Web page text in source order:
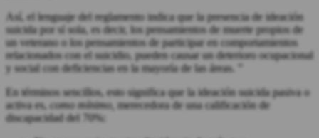
Así, el lenguaje del reglamento indica que la presencia de ideación
suicida por sí sola, es decir, los pensamientos de muerte propios de
un veterano o los pensamientos de participar en comportamientos
relacionados con el suicidio, pueden causar un deterioro ocupacional
y social con deficiencias en la mayoría de las áreas. ”
En términos sencillos, esto significa que la ideación suicida pasiva o
activa es, como mínimo, merecedora de una calificación de
discapacidad del 70%: